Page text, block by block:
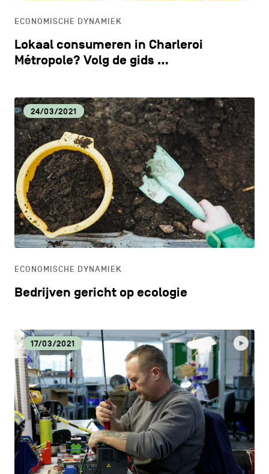
ECONOMISCHE DYNAMIEK
Lokaal consumeren in Charleroi
Métropole? Volg de gids …
24/03/2021
ECONOMISCHE DYNAMIEK
Bedrijven gericht op ecologie
17/03/2021